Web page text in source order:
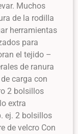
Muchos
de la rodilla
herramientas
para
el tejido –
de ranura
carga con
2 bolsillos
extra
ej. 2 bolsillos
de velcro Con